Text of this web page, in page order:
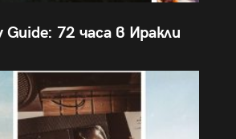
Guide: 72 часа в Иракли